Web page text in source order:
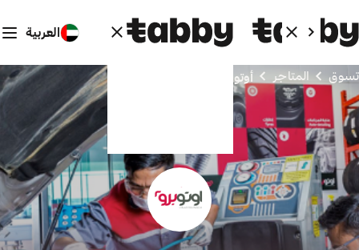
العربية
تسوق المتاجر أوتو برو